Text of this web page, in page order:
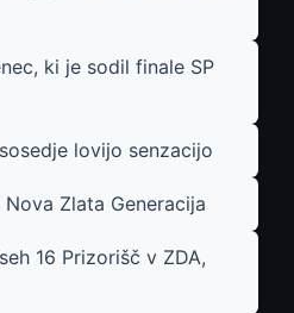
ki je sodil finale SP
lovijo senzacijo
Zlata Generacija
16 Prizorišč v ZDA,